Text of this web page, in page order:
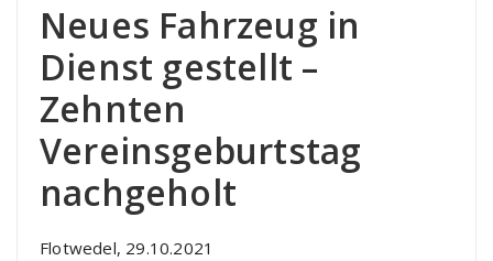
Neues Fahrzeug in
Dienst gestellt –
Zehnten
Vereinsgeburtstag
nachgeholt
Flotwedel, 29.10.2021